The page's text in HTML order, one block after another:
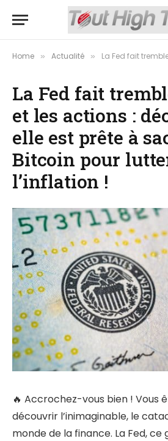
Home » Actualité » La Fed fait trembler Bitcoin et les actions :
La Fed fait
et les actions :
elle est prête à
Bitcoin pour
l’inflation !
🔥 Accrochez-vous bien ! Vous
découvrir l’inimaginable, le
monde de la finance. La Fed,